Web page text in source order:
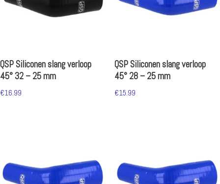
QSP Siliconen slang verloop
45° 32 – 25 mm
€16.99
QSP Siliconen slang verloop
45° 28 – 25 mm
€15.99